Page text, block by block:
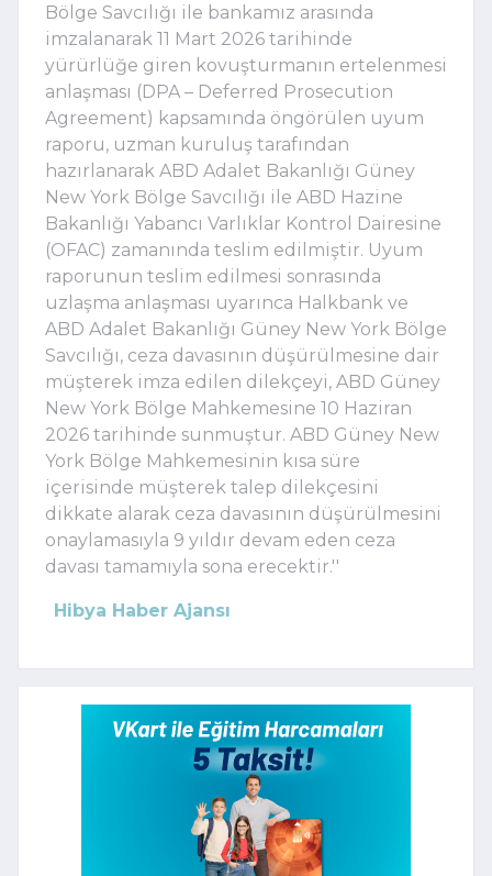
Bölge Savcılığı ile bankamız arasında
imzalanarak 11 Mart 2026 tarihinde
yürürlüğe giren kovuşturmanın ertelenmesi
anlaşması (DPA – Deferred Prosecution
Agreement) kapsamında öngörülen uyum
raporu, uzman kuruluş tarafından
hazırlanarak ABD Adalet Bakanlığı Güney
New York Bölge Savcılığı ile ABD Hazine
Bakanlığı Yabancı Varlıklar Kontrol Dairesine
(OFAC) zamanında teslim edilmiştir. Uyum
raporunun teslim edilmesi sonrasında
uzlaşma anlaşması uyarınca Halkbank ve
ABD Adalet Bakanlığı Güney New York Bölge
Savcılığı, ceza davasının düşürülmesine dair
müşterek imza edilen dilekçeyi, ABD Güney
New York Bölge Mahkemesine 10 Haziran
2026 tarihinde sunmuştur. ABD Güney New
York Bölge Mahkemesinin kısa süre
içerisinde müşterek talep dilekçesini
dikkate alarak ceza davasının düşürülmesini
onaylamasıyla 9 yıldır devam eden ceza
davası tamamıyla sona erecektir.''
Hibya Haber Ajansı